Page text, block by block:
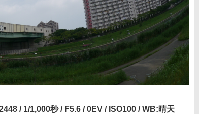
/ 1/1,000秒 / F5.6 / 0EV / ISO100 / WB:晴天